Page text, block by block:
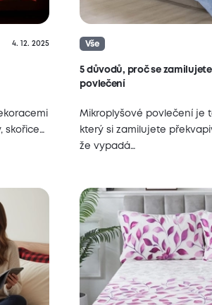
4. 12. 2025
skořice…
Vše
5 důvodů, proč se
povlečení
Mikroplyšové povlečení je
který si zamilujete
že vypadá…